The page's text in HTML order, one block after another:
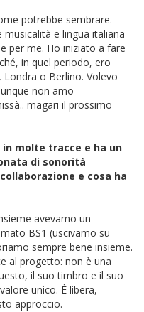
potrebbe sembrare.
e lingua italiana
per me. Ho iniziato a fare
in quel periodo, ero
o Berlino. Volevo
non amo
magari il prossimo
molte tracce e ha un
di sonorità
e cosa ha
avevamo un
BS1 (uscivamo su
sempre bene insieme.
al progetto: non è una
il suo timbro e il suo
unico. È libera,
approccio.